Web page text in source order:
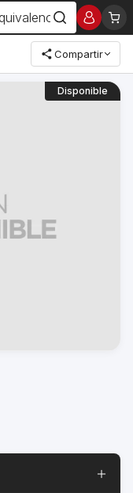
Compartir
Disponible